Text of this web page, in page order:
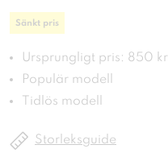
Sänkt pris
Ursprungligt pris: 850 kr
Populär modell
Tidlös modell
Storleksguide